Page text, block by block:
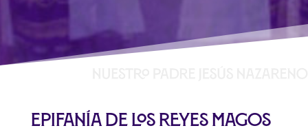
Epifanía de los Reyes Magos